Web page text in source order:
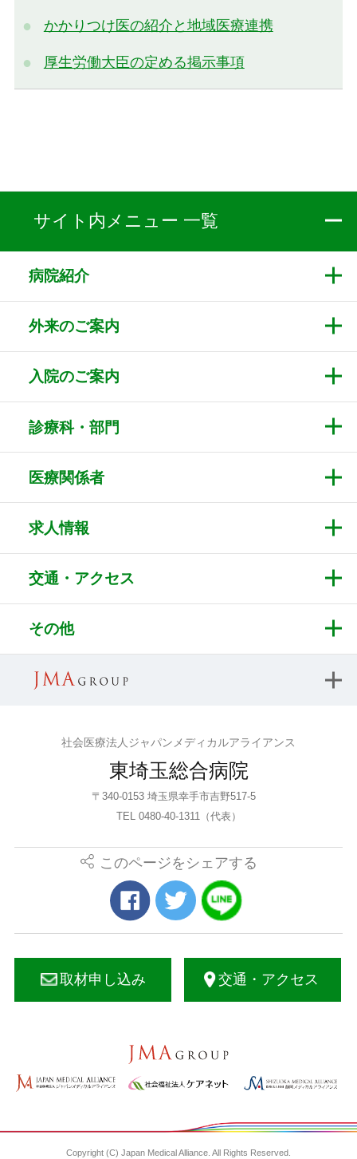
かかりつけ医の紹介と地域医療連携
厚生労働大臣の定める掲示事項
サイト内メニュー 一覧
病院紹介
外来のご案内
入院のご案内
診療科・部門
医療関係者
求人情報
交通・アクセス
その他
社会医療法人ジャパンメディカルアライアンス
東埼玉総合病院
〒340-0153 埼玉県幸手市吉野517-5
TEL 0480-40-1311（代表）
このページをシェアする
取材申し込み 交通・アクセス
Copyright (C) Japan Medical Alliance. All Rights Reserved.